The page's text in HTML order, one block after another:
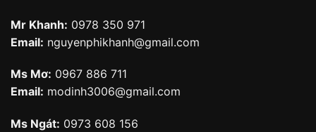
Mr Khanh: 0978 350 971
Email: nguyenphikhanh@gmail.com
Ms Mơ: 0967 886 711
Email: modinh3006@gmail.com
Ms Ngát: 0973 608 156